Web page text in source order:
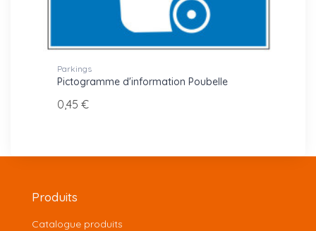
Parkings
Pictogramme d'information Poubelle
0,45 €
Produits
Catalogue produits